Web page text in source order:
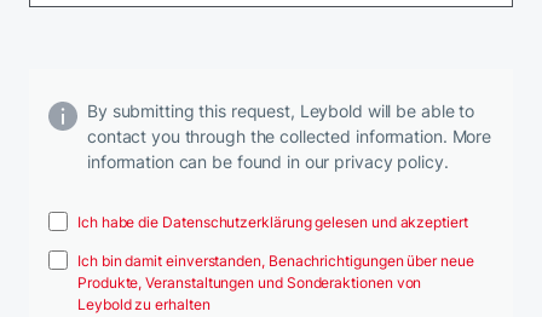
By submitting this request, Leybold will be able to
contact you through the collected information. More
information can be found in our privacy policy.
Ich habe die Datenschutzerklärung gelesen und akzeptiert
Ich bin damit einverstanden, Benachrichtigungen über neue
Produkte, Veranstaltungen und Sonderaktionen von
Leybold zu erhalten